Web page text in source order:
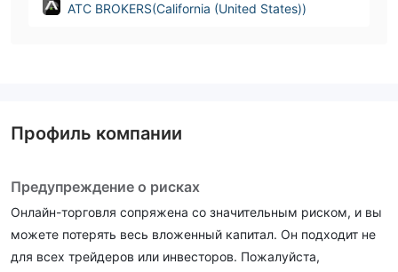
ATC BROKERS(California (United States))
Профиль компании
Предупреждение о рисках
Онлайн-торговля сопряжена со значительным риском, и вы
можете потерять весь вложенный капитал. Он подходит не
для всех трейдеров или инвесторов. Пожалуйста,